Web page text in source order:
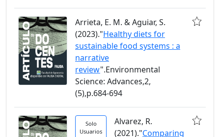
Arrieta, E. M. & Aguiar, S.
(2023)."Healthy diets for
sustainable food systems : a
narrative
review".Environmental
Science: Advances,2,
(5),p.684-694
Solo
Usuarios
Alvarez, R.
(2021)."Comparing